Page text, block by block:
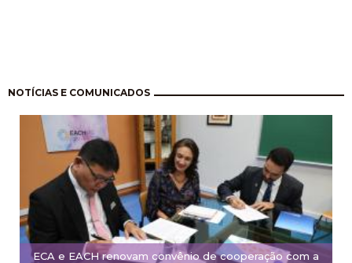
NOTÍCIAS E COMUNICADOS
ECA e EACH renovam convênio de cooperação com a
Paginação